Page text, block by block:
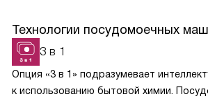
Технологии посудомоечных
3 в 1
Опция «3 в 1» подразумевает
к использованию бытовой химии.